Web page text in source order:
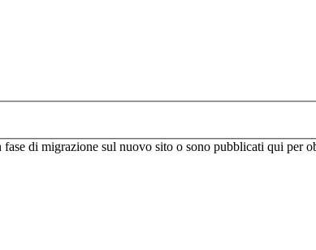
di migrazione sul nuovo sito o sono pubblicati qui per